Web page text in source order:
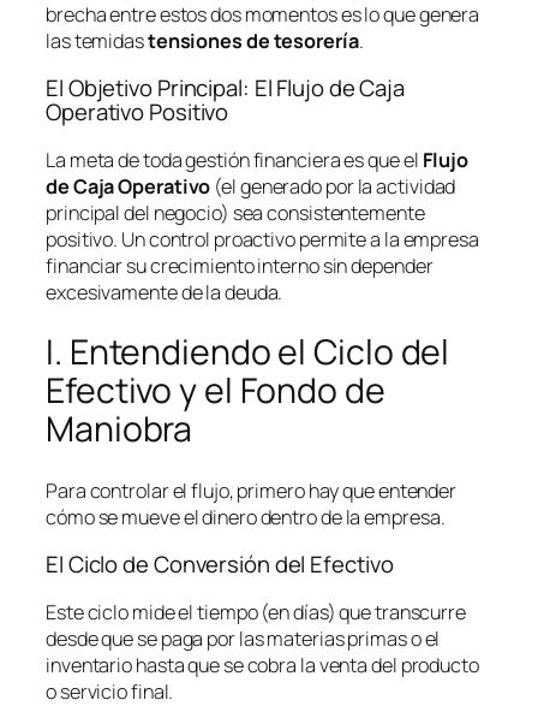
brecha entre estos dos momentos es lo que genera
las temidastensiones de tesorería.
El Objetivo Principal: El Flujo de Caja
Operativo Positivo
La meta de toda gestión financiera es que el Flujo
de Caja Operativo (el generado por la actividad
principal del negocio) sea consistentemente
positivo. Un control proactivo permite a la empresa
financiar su crecimiento interno sin depender
excesivamente de la deuda.
I. Entendiendo el Ciclo del
Efectivo y el Fondo de
Maniobra
Para controlar el flujo, primero hay que entender
cómo se mueve el dinero dentro de la empresa.
El Ciclo de Conversión del Efectivo
Este ciclo mide el tiempo (en días) que transcurre
desde que se paga por las materias primas o el
inventario hasta que se cobra la venta del producto
o servicio final.